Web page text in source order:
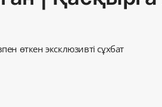
өткен эксклюзивті сұхбат